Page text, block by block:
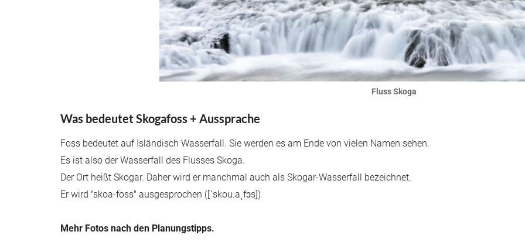
Fluss Skoga
Was bedeutet Skogafoss + Aussprache
Foss bedeutet auf Isländisch Wasserfall. Sie werden es am Ende von vielen Namen sehen.
Es ist also der Wasserfall des Flusses Skoga.
Der Ort heißt Skogar. Daher wird er manchmal auch als Skogar-Wasserfall bezeichnet.
Er wird "skoa-foss" ausgesprochen ([ˈskou.aˌfɔs])
Mehr Fotos nach den Planungstipps.